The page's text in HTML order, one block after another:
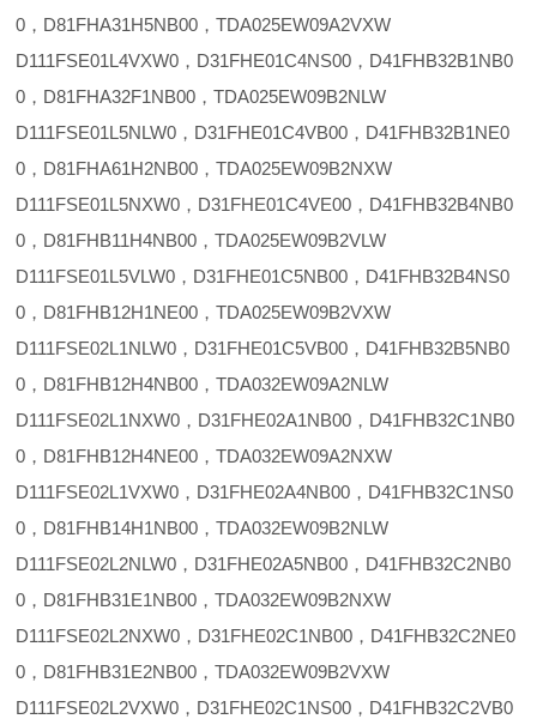
0，D81FHA31H5NB00，TDA025EW09A2VXW
D111FSE01L4VXW0，D31FHE01C4NS00，D41FHB32B1NB0
0，D81FHA32F1NB00，TDA025EW09B2NLW
D111FSE01L5NLW0，D31FHE01C4VB00，D41FHB32B1NE0
0，D81FHA61H2NB00，TDA025EW09B2NXW
D111FSE01L5NXW0，D31FHE01C4VE00，D41FHB32B4NB0
0，D81FHB11H4NB00，TDA025EW09B2VLW
D111FSE01L5VLW0，D31FHE01C5NB00，D41FHB32B4NS0
0，D81FHB12H1NE00，TDA025EW09B2VXW
D111FSE02L1NLW0，D31FHE01C5VB00，D41FHB32B5NB0
0，D81FHB12H4NB00，TDA032EW09A2NLW
D111FSE02L1NXW0，D31FHE02A1NB00，D41FHB32C1NB0
0，D81FHB12H4NE00，TDA032EW09A2NXW
D111FSE02L1VXW0，D31FHE02A4NB00，D41FHB32C1NS0
0，D81FHB14H1NB00，TDA032EW09B2NLW
D111FSE02L2NLW0，D31FHE02A5NB00，D41FHB32C2NB0
0，D81FHB31E1NB00，TDA032EW09B2NXW
D111FSE02L2NXW0，D31FHE02C1NB00，D41FHB32C2NE0
0，D81FHB31E2NB00，TDA032EW09B2VXW
D111FSE02L2VXW0，D31FHE02C1NS00，D41FHB32C2VB0